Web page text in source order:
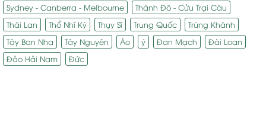
Sydney - Canberra - Melbourne
Thành Đô - Cửu Trại Câu
Thái Lan
Thổ Nhĩ Kỳ Thụy Sĩ Trung Quốc
Trùng Khánh
Tây Ban Nha
Tây Nguyên Áo ý Đan Mạch
Đài Loan
Đảo Hải Nam
Đức